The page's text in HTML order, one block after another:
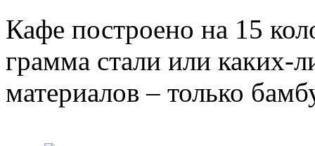
Кафе построено на 15
грамма стали или каких-
материалов – только